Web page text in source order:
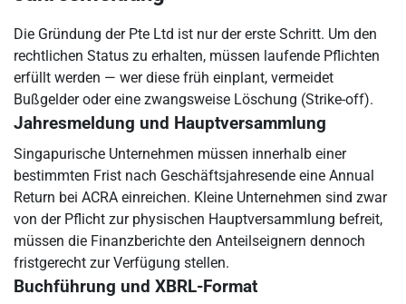
Die Gründung der Pte Ltd ist nur der erste Schritt. Um den
rechtlichen Status zu erhalten, müssen laufende Pflichten
erfüllt werden — wer diese früh einplant, vermeidet
Bußgelder oder eine zwangsweise Löschung (Strike-off).
Jahresmeldung und Hauptversammlung
Singapurische Unternehmen müssen innerhalb einer
bestimmten Frist nach Geschäftsjahresende eine Annual
Return bei ACRA einreichen. Kleine Unternehmen sind zwar
von der Pflicht zur physischen Hauptversammlung befreit,
müssen die Finanzberichte den Anteilseignern dennoch
fristgerecht zur Verfügung stellen.
Buchführung und XBRL-Format